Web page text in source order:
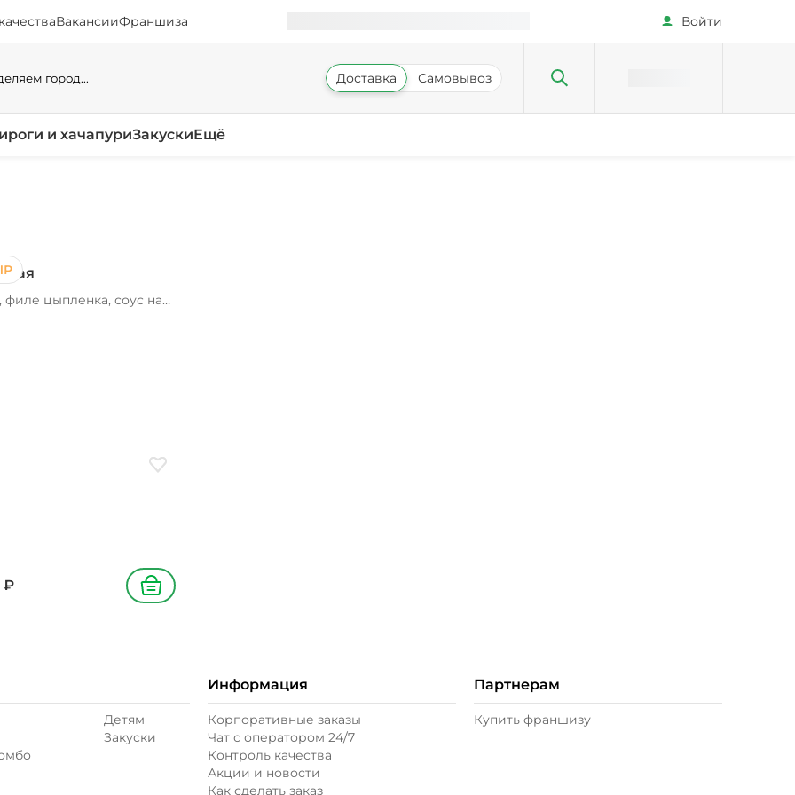
ВакансииФраншиза Войти
город... Доставка Самовывоз
и хачапуриЗакускиЕщё
Добавить в избранное
цыпленка, соус на
₽ В корзину
Детям
Закуски
Информация
Корпоративные заказы
Чат с оператором 24/7
Контроль качества
Акции и новости
Как сделать заказ
Партнерам
Купить франшизу